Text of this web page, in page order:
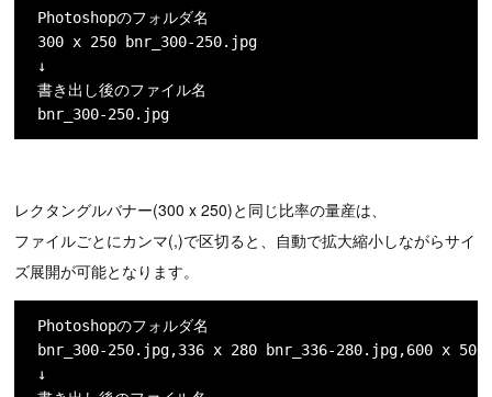
Photoshopのフォルダ名
300 x 250 bnr_300-250.jpg
↓
書き出し後のファイル名
bnr_300-250.jpg
レクタングルバナー(300 x 250)と同じ比率の量産は、
ファイルごとにカンマ(,)で区切ると、自動で拡大縮小しながらサイ
ズ展開が可能となります。
Photoshopのフォルダ名
bnr_300-250.jpg,336 x 280 bnr_336-280.jpg,600 x 500
↓